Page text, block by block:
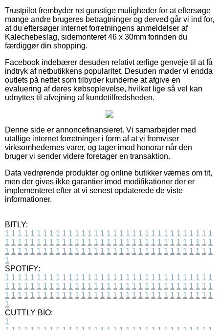
Trustpilot frembyder ret gunstige muligheder for at eftersøge
mange andre brugeres betragtninger og derved går vi ind for,
at du eftersøger internet forretningens anmeldelser af
Kalechebeslag, sidemonteret 46 x 30mm forinden du
færdiggør din shopping.
Facebook indebærer desuden relativt ærlige genveje til at få
indtryk af netbutikkens popularitet. Desuden møder vi endda
outlets på nettet som tilbyder kunderne at afgive en
evaluering af deres købsoplevelse, hvilket lige så vel kan
udnyttes til afvejning af kundetilfredsheden.
Denne side er annoncefinansieret. Vi samarbejder med
utallige internet forretninger i form af at vi fremviser
virksomhedernes varer, og tager imod honorar når den
bruger vi sender videre foretager en transaktion.
Data vedrørende produkter og online butikker værnes om tit,
men der gives ikke garantier imod modifikationer der er
implementeret efter at vi senest opdaterede de viste
informationer.
BITLY:
1 1 1 1 1 1 1 1 1 1 1 1 1 1 1 1 1 1 1 1 1 1 1 1 1 1 1 1 1 1 1 1 1
1 1 1 1 1 1 1 1 1 1 1 1 1 1 1 1 1 1 1 1 1 1 1 1 1 1 1 1 1 1 1 1 1
1 1 1 1 1 1 1 1 1 1 1 1 1 1 1 1 1 1 1 1 1 1 1 1 1 1 1 1 1 1 1 1 1
1
SPOTIFY:
1 1 1 1 1 1 1 1 1 1 1 1 1 1 1 1 1 1 1 1 1 1 1 1 1 1 1 1 1 1 1 1 1
1 1 1 1 1 1 1 1 1 1 1 1 1 1 1 1 1 1 1 1 1 1 1 1 1 1 1 1 1 1 1 1 1
1 1 1 1 1 1 1 1 1 1 1 1 1 1 1 1 1 1 1 1 1 1 1 1 1 1 1 1 1 1 1 1 1
1
CUTTLY BIO:
1